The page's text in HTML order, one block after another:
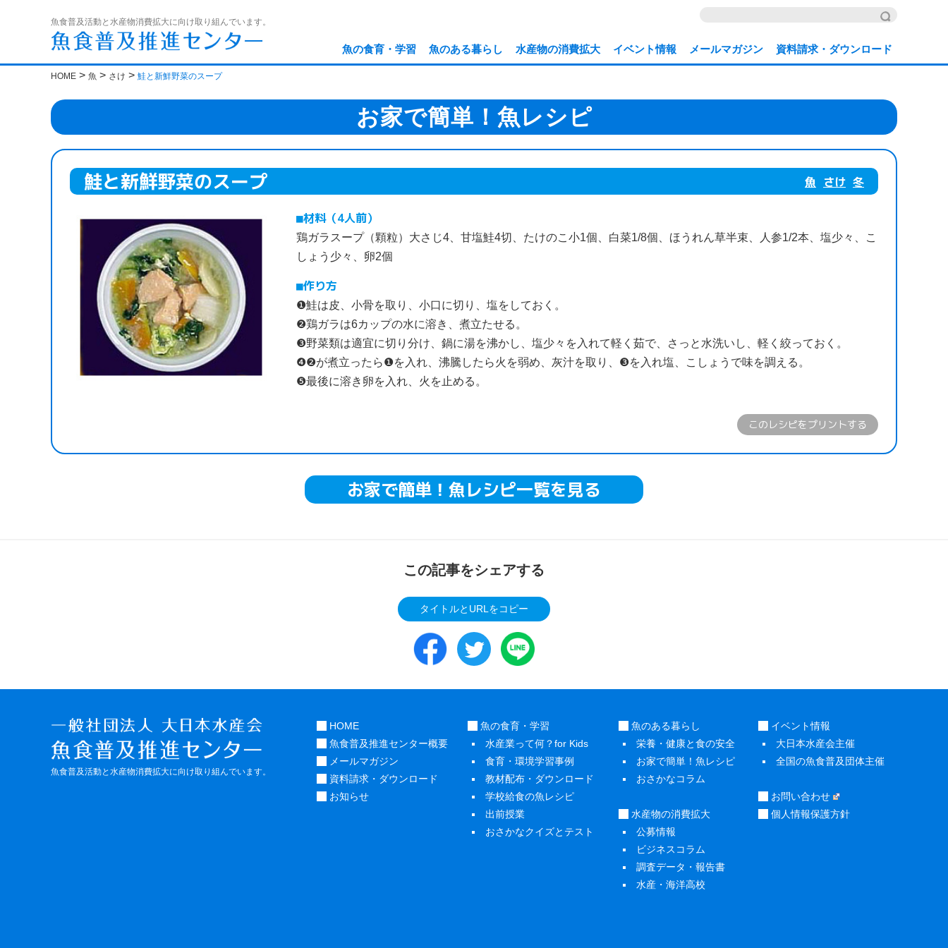
魚食普及活動と水産物消費拡大に向け取り組んでいます。
魚の食育・学習 魚のある暮らし 水産物の消費拡大 イベント情報 メールマガジン 資料請求・ダウンロード
HOME > 魚 > さけ > 鮭と新鮮野菜のスープ
お家で簡単！魚レシピ
鮭と新鮮野菜のスープ 魚 さけ 冬
材料（4人前）
鶏ガラスープ（顆粒）大さじ4、甘塩鮭4切、たけのこ小1個、白菜1/8個、ほうれん草半束、人参1/2本、塩少々、こ
しょう少々、卵2個
作り方
❶鮭は皮、小骨を取り、小口に切り、塩をしておく。
❷鶏ガラは6カップの水に溶き、煮立たせる。
❸野菜類は適宜に切り分け、鍋に湯を沸かし、塩少々を入れて軽く茹で、さっと水洗いし、軽く絞っておく。
❹❷が煮立ったら❶を入れ、沸騰したら火を弱め、灰汁を取り、❸を入れ塩、こしょうで味を調える。
❺最後に溶き卵を入れ、火を止める。
このレシピをプリントする
お家で簡単！魚レシピ一覧を見る
この記事をシェアする
タイトルとURLをコピー
魚食普及活動と水産物消費拡大に向け取り組んでいます。
HOME
魚食普及推進センター概要
メールマガジン
資料請求・ダウンロード
お知らせ
魚の食育・学習
水産業って何？for Kids
食育・環境学習事例
教材配布・ダウンロード
学校給食の魚レシピ
出前授業
おさかなクイズとテスト
魚のある暮らし
栄養・健康と食の安全
お家で簡単！魚レシピ
おさかなコラム
水産物の消費拡大
公募情報
ビジネスコラム
調査データ・報告書
水産・海洋高校
イベント情報
大日本水産会主催
全国の魚食普及団体主催
お問い合わせ
個人情報保護方針